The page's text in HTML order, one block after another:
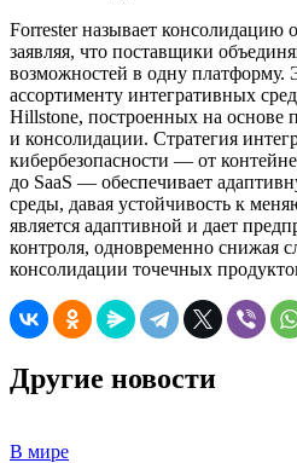
Forrester называет консолидацию
заявляя, что поставщики
возможностей в одну платформу.
ассортименту интегративных
Hillstone, построенных на основе
и консолидации. Стратегия
кибербезопасности — от
до SaaS — обеспечивает
среды, давая устойчивость к
является адаптивной и дает
контроля, одновременно снижая
консолидации точечных
Другие новости
В мире